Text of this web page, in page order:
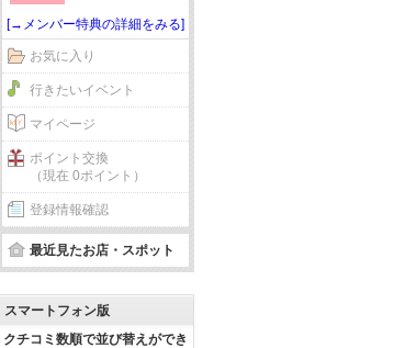
[→メンバー特典の詳細をみる]
お気に入り
行きたいイベント
マイページ
ポイント交換
（現在 0ポイント）
登録情報確認
最近見たお店・スポット
スマートフォン版
クチコミ数順で並び替えができ